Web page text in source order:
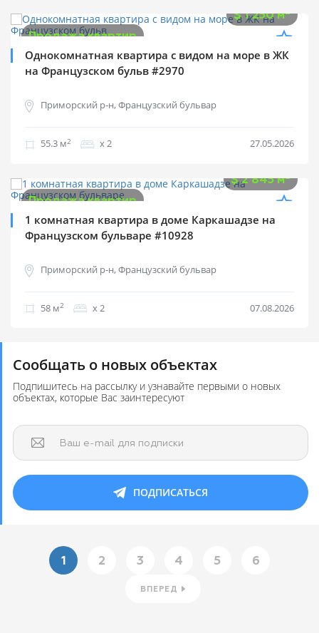
$1 250 м2
Продажа квартир
Однокомнатная квартира с видом на море в ЖК
на Французском бульв #2970
Приморский р-н, Французский бульвар
55.3 м2 х 2 27.05.2026
$2 845 м2
Продажа квартир
1 комнатная квартира в доме Каркашадзе на
Французском бульваре #10928
Приморский р-н, Французский бульвар
58 м2 х 2 07.08.2026
Сообщать о новых объектах
Подпишитесь на рассылку и узнавайте первыми о новых
объектах, которые Вас заинтересуют
Ваш e-mail для подписки
ПОДПИСАТЬСЯ
1 2 3 4 5 6
ВПЕРЕД